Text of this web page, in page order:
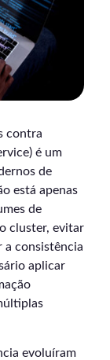
contra
é um
de
está apenas
de
cluster, evitar
a consistência
aplicar
evoluíram